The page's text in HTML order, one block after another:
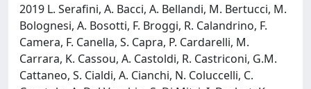
2019 L. Serafini, A. Bacci, A. Bellandi, M. Bertucci, M.
Bolognesi, A. Bosotti, F. Broggi, R. Calandrino, F.
Camera, F. Canella, S. Capra, P. Cardarelli, M.
Carrara, K. Cassou, A. Castoldi, R. Castriconi, G.M.
Cattaneo, S. Cialdi, A. Cianchi, N. Coluccelli, C.